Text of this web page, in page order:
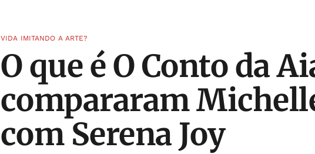
VIDA IMITANDO A ARTE?
O que é O Conto da
compararam
com Serena Joy